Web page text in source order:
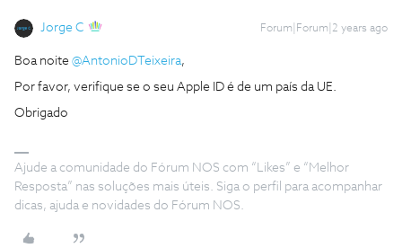
Jorge C Forum|Forum|2 years ago
Boa noite @AntonioDTeixeira,
Por favor, verifique se o seu Apple ID é de um país da UE.
Obrigado
Ajude a comunidade do Fórum NOS com “Likes” e “Melhor
Resposta” nas soluções mais úteis. Siga o perfil para acompanhar
dicas, ajuda e novidades do Fórum NOS.